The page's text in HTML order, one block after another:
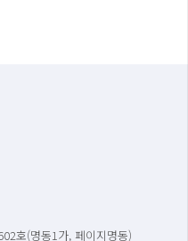
호(명동1가, 페이지명동)